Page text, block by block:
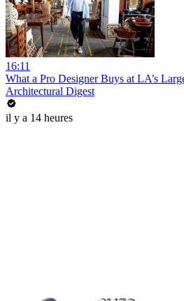
16:11
What a Pro Designer Buys at LA’s
Architectural Digest
il y a 14 heures